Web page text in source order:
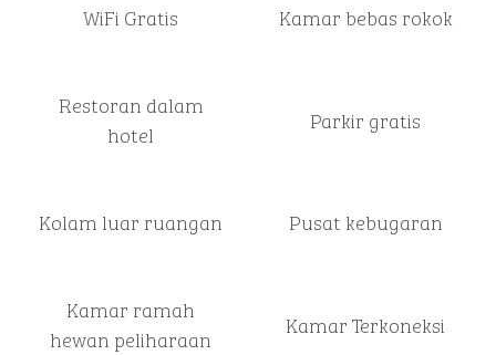
WiFi Gratis Kamar bebas rokok
Restoran dalam
hotel
Parkir gratis
Kolam luar ruangan Pusat kebugaran
Kamar ramah
hewan peliharaan
Kamar Terkoneksi